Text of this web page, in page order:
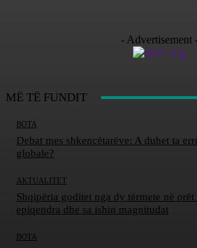
- Advertisement
MË TË FUNDIT
BOTA
Debat mes shkencëtarëve: A duhet ta
globale?
AKTUALITET
Shqipëria goditet nga dy tërmete në
epiqendra dhe sa ishin magnitudat
BOTA